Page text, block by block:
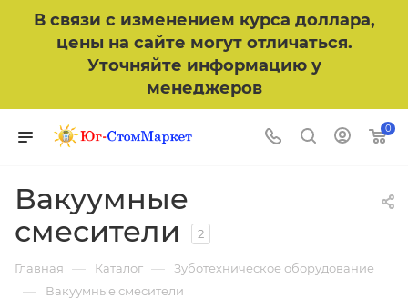
В связи с изменением курса доллара,
цены на сайте могут отличаться.
Уточняйте информацию у
менеджеров
0
Вакуумные
смесители
2
Главная — Каталог — Зуботехническое оборудование
— Вакуумные смесители